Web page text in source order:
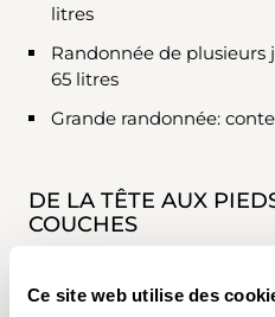
Ce site web utilise des
litres
Randonnée de plusieurs
65 litres
Grande randonnée:
DE LA TÊTE AUX
COUCHES
l’oignon, est à la fois simple